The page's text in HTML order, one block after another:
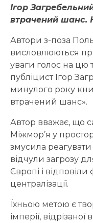
Ігор
втрачений шанс.
Автори з-поза
висловлюються
уваги голос на цю
публіцист Ігор
минулого року
втрачений шанс».
Автор вважає, що
Міжмор’я у
змусила
відчули загрозу
Європі і
централізації.
Їхньою метою є
імперії,